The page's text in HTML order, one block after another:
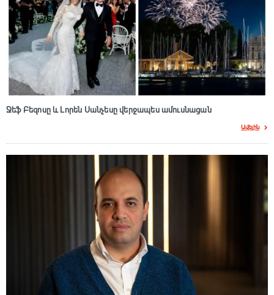
Ջեֆ Բեզոսը և Լորեն Սանչեսը վերջապես ամուսնացան
Ավելին